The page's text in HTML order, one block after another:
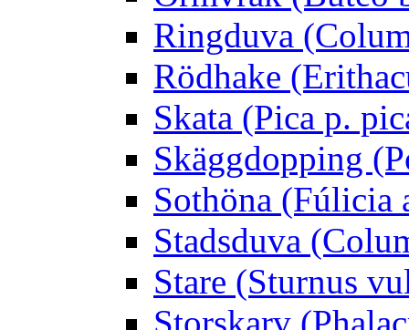
Ringduva
Rödhake
Skata (Pica p.
Skäggdopping
Sothöna (Fúlicia
Stadsduva
Stare (Sturnus
Storskarv